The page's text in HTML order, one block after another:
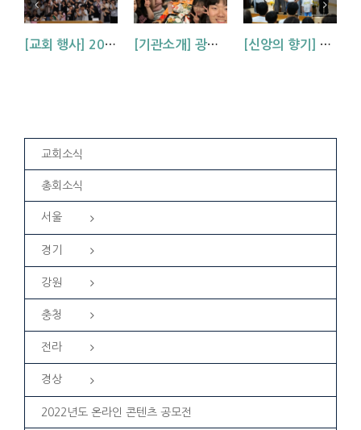
[교회 행사] 2026 아동부 연합 여름성경학교 (부산, 거제, 대구) [기관소개] 광주교회 청년부를 소개합니다! [신앙의 향기] 우리 하나님은 크시다네_아동부 찬양
교회소식
총회소식
서울
경기
강원
충청
전라
경상
2022년도 온라인 콘텐츠 공모전